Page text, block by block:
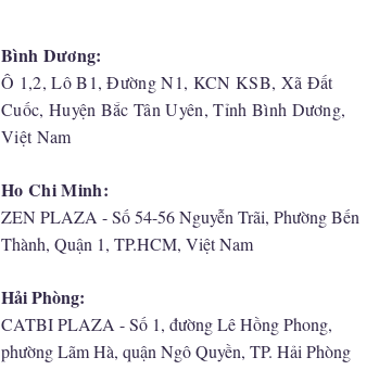
Bình Dương:
Ô 1,2, Lô B1, Đường N1, KCN KSB, Xã Đất
Cuốc, Huyện Bắc Tân Uyên, Tỉnh Bình Dương,
Việt Nam
Ho Chi Minh:
ZEN PLAZA - Số 54-56 Nguyễn Trãi, Phường Bến
Thành, Quận 1, TP.HCM, Việt Nam
Hải Phòng:
CATBI PLAZA - Số 1, đường Lê Hồng Phong,
phường Lãm Hà, quận Ngô Quyền, TP. Hải Phòng